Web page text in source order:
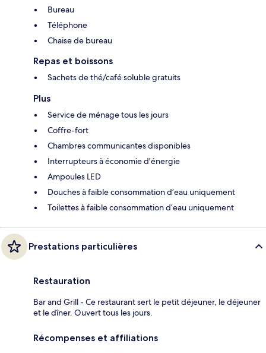
Bureau
Téléphone
Chaise de bureau
Repas et boissons
Sachets de thé/café soluble gratuits
Plus
Service de ménage tous les jours
Coffre-fort
Chambres communicantes disponibles
Interrupteurs à économie d'énergie
Ampoules LED
Douches à faible consommation d’eau uniquement
Toilettes à faible consommation d’eau uniquement
Prestations particulières
Restauration
Bar and Grill - Ce restaurant sert le petit déjeuner, le déjeuner
et le dîner. Ouvert tous les jours.
Récompenses et affiliations